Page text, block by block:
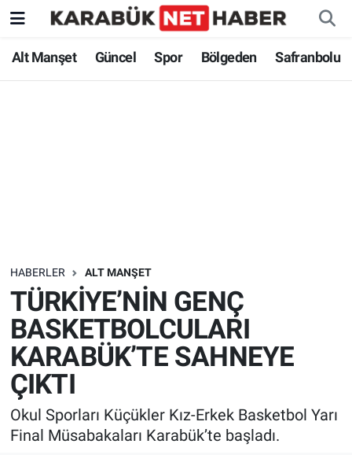
Alt Manşet Güncel Spor Bölgeden Safranbolu
HABERLER ALT MANŞET
TÜRKİYE’NİN GENÇ
BASKETBOLCULARI
KARABÜK’TE SAHNEYE
ÇIKTI
Okul Sporları Küçükler Kız-Erkek Basketbol Yarı
Final Müsabakaları Karabük’te başladı.